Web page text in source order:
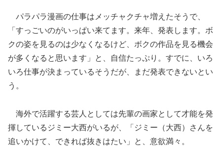
パラパラ漫画の仕事はメッチャクチャ増えたそうで、
「すっごいのがいっぱい来てます。来年、発表します。ボ
クの姿を見るのは少なくなるけど、ボクの作品を見る機会
が多くなると思います」と、自信たっぷり。すでに、いろ
いろ仕事が決まっているそうだが、まだ発表できないとい
う。
海外で活躍する芸人としては先輩の画家として才能を発
揮しているジミー大西がいるが、「ジミー（大西）さんを
追いかけて、できれば抜きはたい」と、意欲満々。